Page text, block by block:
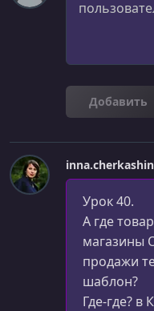
Сайдбар страницы
УРОК 29.
Шаблон страницы
Шаблон страницы
Шаблон страницы
Добавить
Урок 40.
А где
магазины
продажи
шаблон?
Где-где?